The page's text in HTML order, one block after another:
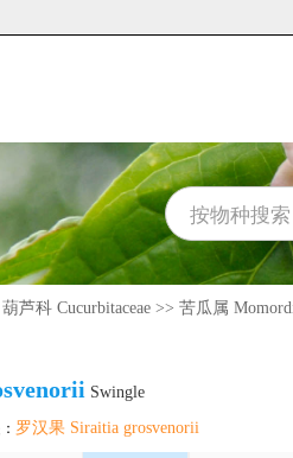
葫芦科 Cucurbitaceae >> 苦瓜属
Swingle
罗汉果 Siraitia grosvenorii